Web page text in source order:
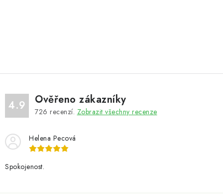
4.9 Ověřeno zákazníky
726 recenzí. Zobrazit všechny recenze
Helena Pecová
Spokojenost.